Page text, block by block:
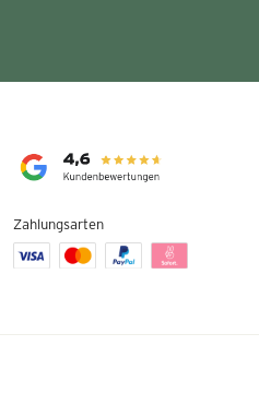
Zahlungsarten